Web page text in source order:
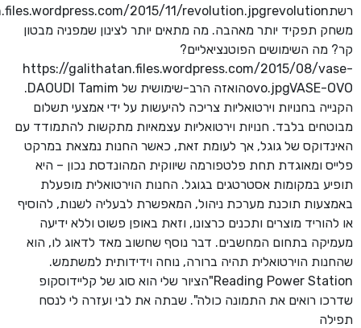
משחק תפקיד יותר מאהבה. מה מתאים יותר לצינון שמפניה מבטון
קר? מה השימושים הפוטנציאליים?
https://galithatan.files.wordpress.com/2015/08/vase-
ovo.jpgVASE-OVOהואזה הרב-שימושית של DAOUDI Tamim.
הקנייה בחנויות וירטואליות צריכה להיעשות על ידי אמצעי תשלום
מבוטחים בלבד. חנויות וירטואליות עצמאיות מתקשות להתמודד עם
האינדוקס של גוגל, אך לעומת זאת, כאשר החנות נמצאת במרקט
פלייס ומאוגדת תחת פלטפורמה שיווקית המהונדסת נכון – היא
תופיע במקומות אסטרטגים בגוגל. החנות הוירטואלית מופעלת
באמצעות תוכנת מערכת ניהול, המאפשרת לבעליה לשנות, להוסיף
או להוריד מוצרים ותכנים כרצונו, וזאת באופן פשוט וללא ידיעה
מעמיקה בתחום המחשבים. דבר נוסף שחשוב מאד לדאוג לו, הוא
שהחנות הוירטואלית תהיה ברורה, נוחה וידידותית למשתמש.
Reading Power Station"הציור שלי הוא סוג של קליידוסקופ
שדרכו רואים את התמונה כולה". שבתה את לבי ועזרה לי לנסח
תפילה